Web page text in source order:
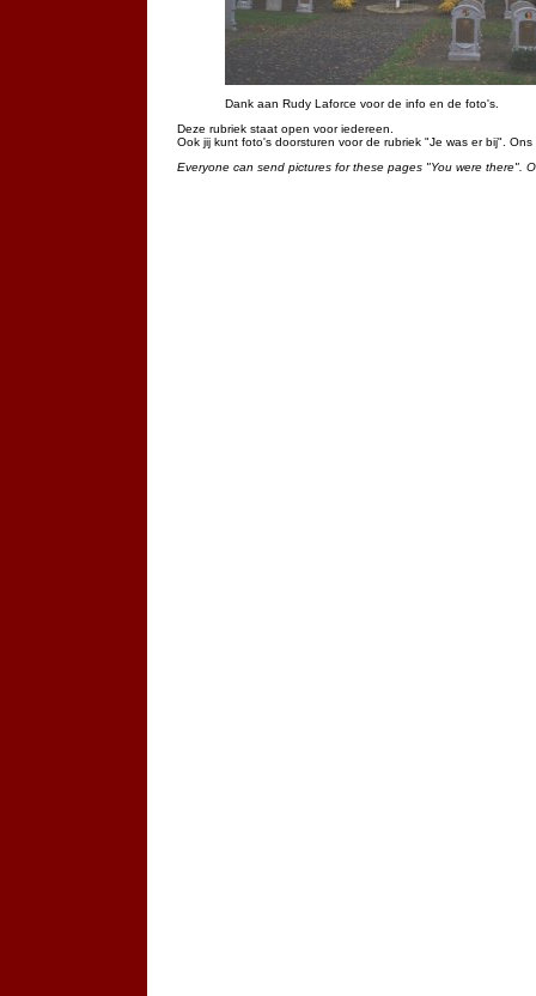
Dank aan Rudy Laforce voor de info en de foto's.
Deze rubriek staat open voor iedereen.
Ook jij kunt foto's doorsturen voor de rubriek "Je was er bij".
Everyone can send pictures for these pages "You were there".